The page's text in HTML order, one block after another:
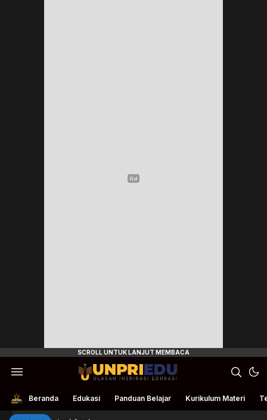
UnpriEdu
Ulasan Inspirasi Edukasi
Beranda Edukasi Panduan Belajar Kurikulum Materi